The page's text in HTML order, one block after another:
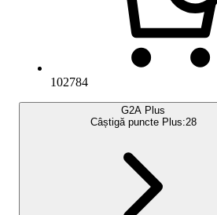
102784
G2A Plus
Câștigă puncte Plus:28